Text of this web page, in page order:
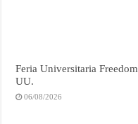
Feria Universitaria
UU.
06/08/2026